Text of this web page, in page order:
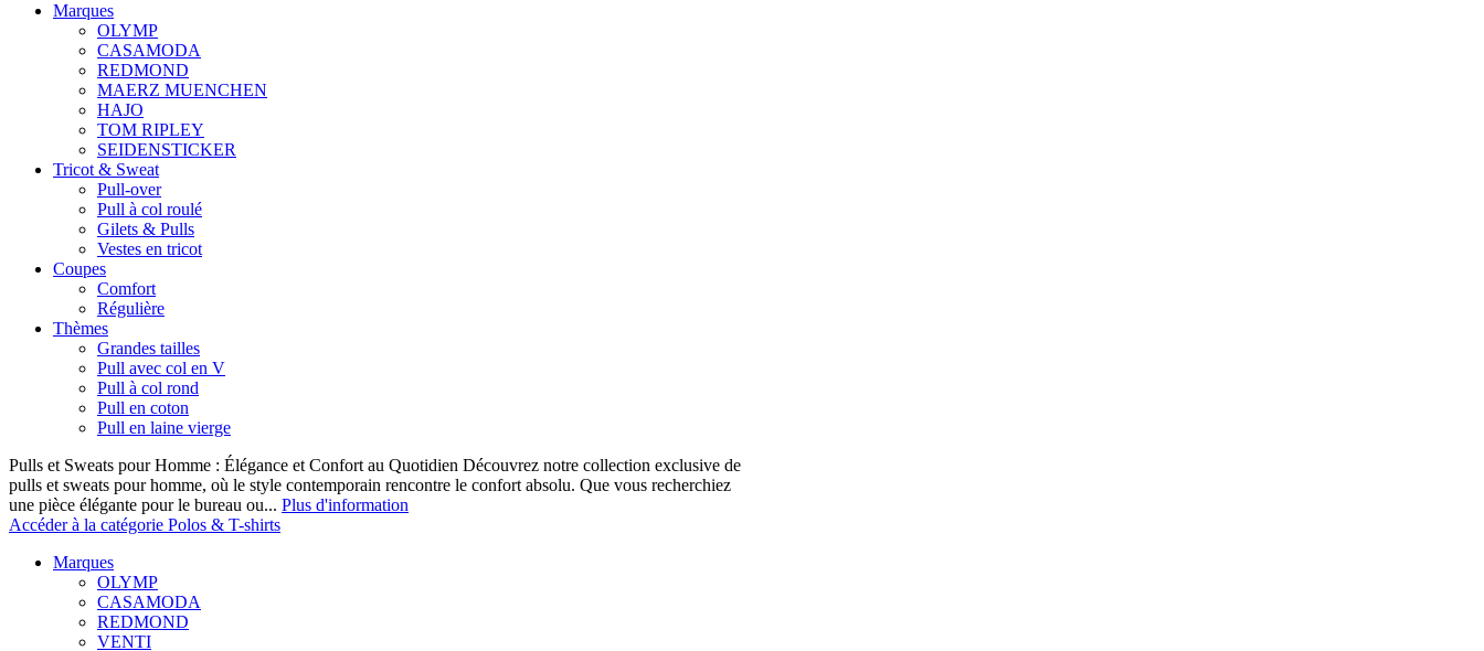
Marques
OLYMP
CASAMODA
REDMOND
MAERZ MUENCHEN
HAJO
TOM RIPLEY
SEIDENSTICKER
Tricot & Sweat
Pull-over
Pull à col roulé
Gilets & Pulls
Vestes en tricot
Coupes
Comfort
Régulière
Thèmes
Grandes tailles
Pull avec col en V
Pull à col rond
Pull en coton
Pull en laine vierge
Pulls et Sweats pour Homme : Élégance et Confort au Quotidien Découvrez notre collection exclusive de
pulls et sweats pour homme, où le style contemporain rencontre le confort absolu. Que vous recherchiez
une pièce élégante pour le bureau ou... Plus d'information
Accéder à la catégorie Polos & T-shirts
Marques
OLYMP
CASAMODA
REDMOND
VENTI